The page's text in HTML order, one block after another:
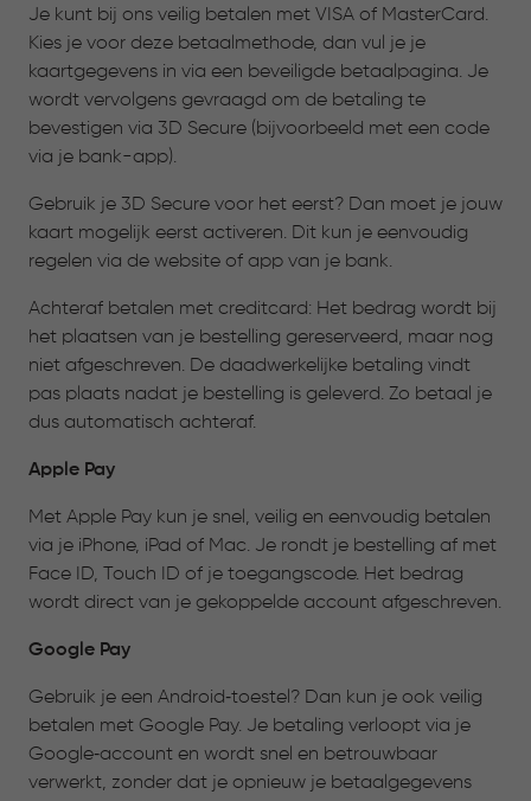
Je kunt bij ons veilig betalen met VISA of MasterCard.
Kies je voor deze betaalmethode, dan vul je je
kaartgegevens in via een beveiligde betaalpagina. Je
wordt vervolgens gevraagd om de betaling te
bevestigen via 3D Secure (bijvoorbeeld met een code
via je bank-app).
Gebruik je 3D Secure voor het eerst? Dan moet je jouw
kaart mogelijk eerst activeren. Dit kun je eenvoudig
regelen via de website of app van je bank.
Achteraf betalen met creditcard: Het bedrag wordt bij
het plaatsen van je bestelling gereserveerd, maar nog
niet afgeschreven. De daadwerkelijke betaling vindt
pas plaats nadat je bestelling is geleverd. Zo betaal je
dus automatisch achteraf.
Apple Pay
Met Apple Pay kun je snel, veilig en eenvoudig betalen
via je iPhone, iPad of Mac. Je rondt je bestelling af met
Face ID, Touch ID of je toegangscode. Het bedrag
wordt direct van je gekoppelde account afgeschreven.
Google Pay
Gebruik je een Android‑toestel? Dan kun je ook veilig
betalen met Google Pay. Je betaling verloopt via je
Google‑account en wordt snel en betrouwbaar
verwerkt, zonder dat je opnieuw je betaalgegevens